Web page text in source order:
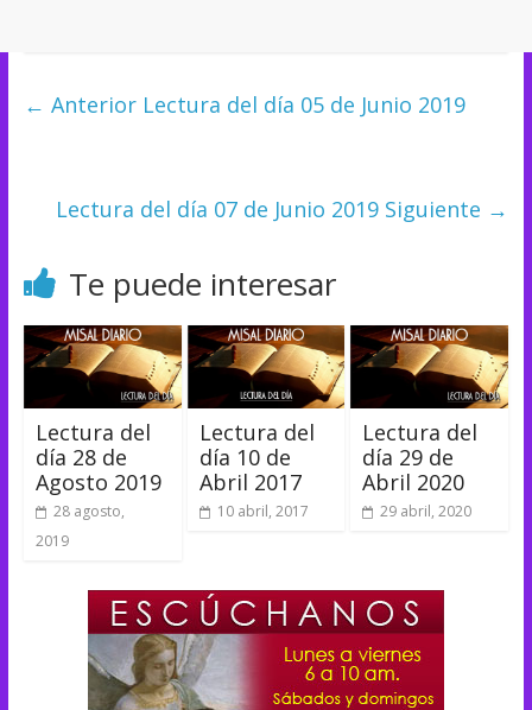
← AnteriorLectura del día 05 de Junio 2019
Lectura del día 07 de Junio 2019 Siguiente →
Te puede interesar
Lectura del
día 28 de
Agosto 2019
28 agosto,
2019
Lectura del
día 10 de
Abril 2017
10 abril, 2017
Lectura del
día 29 de
Abril 2020
29 abril, 2020